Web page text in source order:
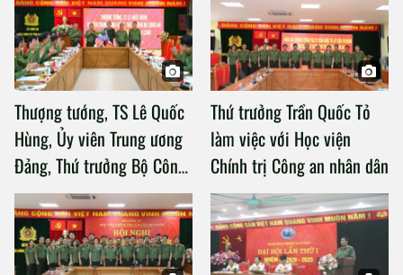
Thượng tướng, TS Lê Quốc
Hùng, Ủy viên Trung ương
Đảng, Thứ trưởng Bộ Công
an làm việc với Học viện
Chính trị Công an nhân dân
Thứ trưởng Trần Quốc Tỏ
làm việc với Học viện
Chính trị Công an nhân dân